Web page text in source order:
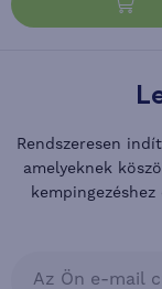
Rendszeresen
amelyeknek